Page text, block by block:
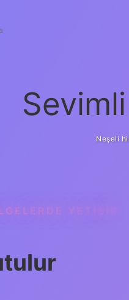
Neşeli
YETIŞIR